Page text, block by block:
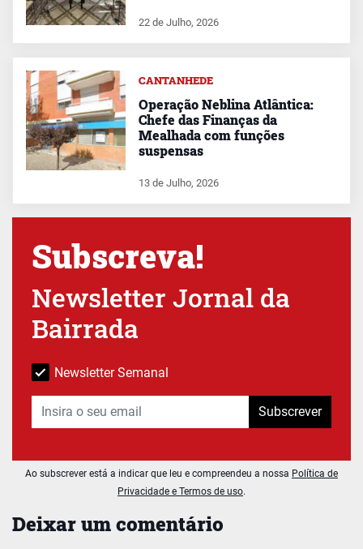
Deixar um comentário
22 de Julho, 2026
CANTANHEDE
Operação Neblina Atlântica:
Chefe das Finanças da
Mealhada com funções
suspensas
13 de Julho, 2026
Subscreva!
Newsletter Jornal da
Bairrada
Newsletter Semanal
Subscrever
Ao subscrever está a indicar que leu e compreendeu a nossa Política de
Privacidade e Termos de uso.